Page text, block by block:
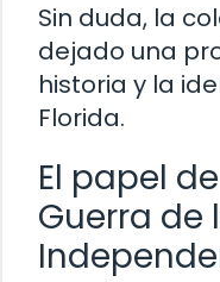
Sin duda, la
dejado una
historia y la
Florida.
El papel
Guerra de